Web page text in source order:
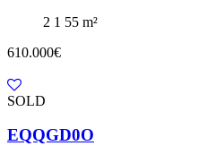
2 1 55 m²
610.000€
SOLD
EQQGD0O